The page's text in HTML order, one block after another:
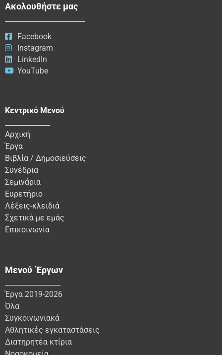
Ακολουθήστε μας
Facebook
Instagram
LinkedIn
YouTube
Κεντρικό Μενού
Αρχική
Έργα
Βιβλία / Δημοσιεύσεις
Συνέδρια
Σεμινάρια
Ευρετήριο
Λέξεις-κλειδιά
Σχετικά με εμάς
Επικοινωνία
Μενού Έργων
Έργα 2019-2026
Όλα
Συγκοινωνιακά
Αθλητικές εγκαταστάσεις
Διατηρητέα κτίρια